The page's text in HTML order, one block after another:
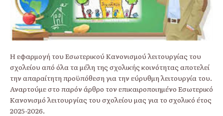
Η εφαρμογή του Εσωτερικού Κανονισμού λειτουργίας του
σχολείου από όλα τα μέλη της σχολικής κοινότητας αποτελεί
την απαραίτητη προϋπόθεση για την εύρυθμη λειτουργία του.
Αναρτούμε στο παρόν άρθρο τον επικαιροποιημένο Εσωτερικό
Κανονισμό λειτουργίας του σχολείου μας για το σχολικό έτος
2025-2026.